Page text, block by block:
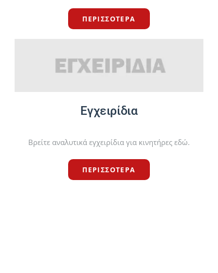
ΠΕΡΙΣΣΟΤΕΡΑ
Εγχειρίδια
Βρείτε αναλυτικά εγχειρίδια για κινητήρες εδώ.
ΠΕΡΙΣΣΟΤΕΡΑ